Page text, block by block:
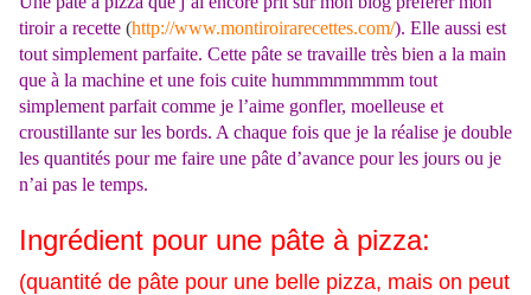
tiroir a recette (http://www.montiroirarecettes.com/). Elle aussi est
tout simplement parfaite. Cette pâte se travaille très bien a la main
que à la machine et une fois cuite hummmmmmmm tout
simplement parfait comme je l’aime gonfler, moelleuse et
croustillante sur les bords. A chaque fois que je la réalise je double
les quantités pour me faire une pâte d’avance pour les jours ou je
n’ai pas le temps.
Ingrédient pour une pâte à pizza:
(quantité de pâte pour une belle pizza, mais on peut